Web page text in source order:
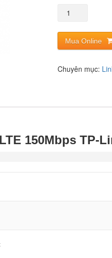
Mua Online
Chuyên mục:
150Mbps TP-